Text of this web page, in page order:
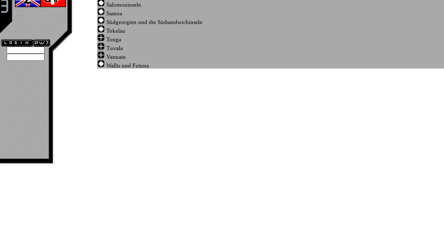
Salomoninseln
Samoa
Südgeorgien und die Südsandwichinseln
Tokelau
Tonga
Tuvalu
Vanuatu
Wallis und Futuna